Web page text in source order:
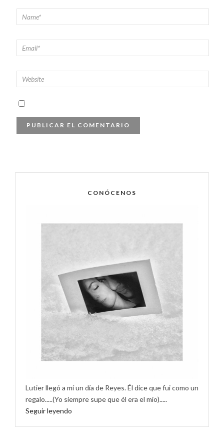
CONÓCENOS
Lutier llegó a mí un día de Reyes. Él dice que fui como un
regalo.....(Yo siempre supe que él era el mío).....
Seguir leyendo